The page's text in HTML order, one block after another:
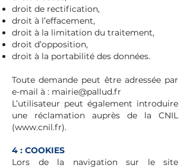
droit de rectification,
droit à l’effacement,
droit à la limitation du traitement,
droit d’opposition,
droit à la portabilité des données.
Toute demande peut être adressée par
e-mail à : mairie@pallud.fr
L’utilisateur peut également introduire
une réclamation auprès de la CNIL
(www.cnil.fr).
4 : COOKIES
Lors de la navigation sur le site